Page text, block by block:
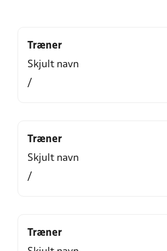
Træner
Skjult navn
/
Træner
Skjult navn
/
Træner